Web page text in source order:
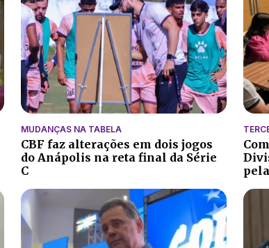
MUDANÇAS NA TABELA
CBF faz alterações em dois jogos
do Anápolis na reta final da Série
C